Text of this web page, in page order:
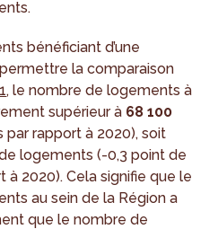
bénéficiant d’une
la comparaison
, le nombre de logements à
supérieur à 68 100
par rapport à 2020), soit
logements (-0,3 point de
2020). Cela signifie que le
au sein de la Région a
que le nombre de